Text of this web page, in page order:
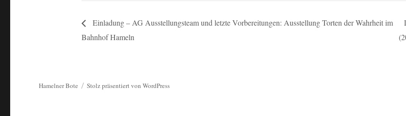
Einladung – AG Ausstellungsteam und letzte Vorbereitungen: Ausstellung Torten der Wahrheit im
Bahnhof Hameln
Hamelner Bote Stolz präsentiert von WordPress